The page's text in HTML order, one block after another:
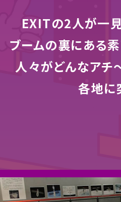
EXITの2人が一
ブームの裏にある
人々がどんなアチ
各地に